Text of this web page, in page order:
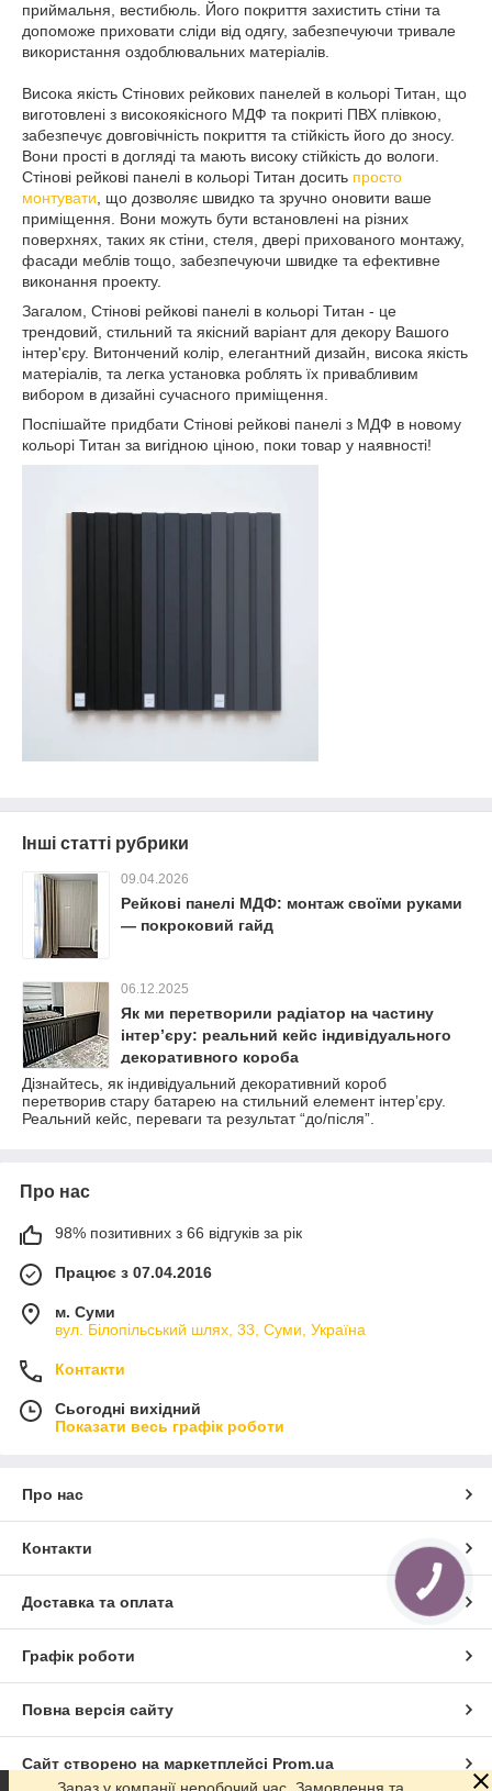
приймальня, вестибюль. Його покриття захистить стіни та
допоможе приховати сліди від одягу, забезпечуючи тривале
використання оздоблювальних матеріалів.
Висока якість Стінових рейкових панелей в кольорі Титан, що
виготовлені з високоякісного МДФ та покриті ПВХ плівкою,
забезпечує довговічність покриття та стійкість його до зносу.
Вони прості в догляді та мають високу стійкість до вологи.
Стінові рейкові панелі в кольорі Титан досить просто
монтувати , що дозволяє швидко та зручно оновити ваше
приміщення. Вони можуть бути встановлені на різних
поверхнях, таких як стіни, стеля, двері прихованого монтажу,
фасади меблів тощо, забезпечуючи швидке та ефективне
виконання проекту.
Загалом, Стінові рейкові панелі в кольорі Титан - це
трендовий, стильний та якісний варіант для декору Вашого
інтер'єру. Витончений колір, елегантний дизайн, висока якість
матеріалів, та легка установка роблять їх привабливим
вибором в дизайні сучасного приміщення.
Поспішайте придбати Стінові рейкові панелі з МДФ в новому
кольорі Титан за вигідною ціною, поки товар у наявності!
Інші статті рубрики
09.04.2026
Рейкові панелі МДФ: монтаж своїми руками
— покроковий гайд
06.12.2025
Як ми перетворили радіатор на частину
інтер’єру: реальний кейс індивідуального
декоративного короба
Дізнайтесь, як індивідуальний декоративний короб
перетворив стару батарею на стильний елемент інтер’єру.
Реальний кейс, переваги та результат “до/після”.
Про нас
98% позитивних з 66 відгуків за рік
Працює з 07.04.2016
м. Суми
вул. Білопільський шлях, 33, Суми, Україна
Контакти
Сьогодні вихідний
Показати весь графік роботи
Про нас
Контакти
Доставка та оплата
Графік роботи
Повна версія сайту
Сайт створено на маркетплейсі Prom.ua
КНОПКА
ЗВ'ЯЗКУ